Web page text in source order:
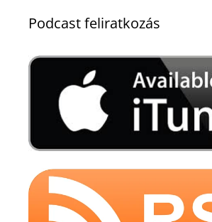
Podcast feliratkozás